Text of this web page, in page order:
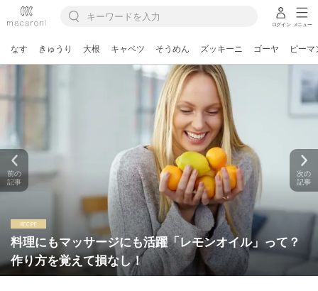
ログイン メニュー
なす きゅうり 大根 キャベツ そうめん ズッキーニ ゴーヤ ピーマ
料理にもマッサージにも活躍「レモンオイル」って？
作り方を覚えて損なし！
前の
記事
次の
記事